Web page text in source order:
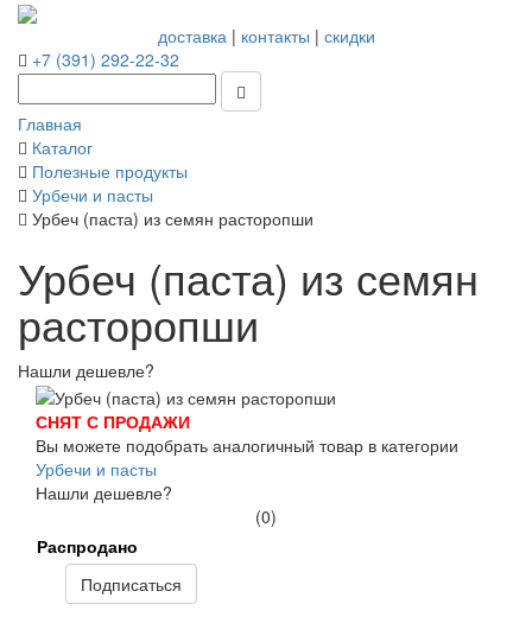
доставка| контакты | скидки
+7 (391) 292-22-32
Главная
Каталог
Полезные продукты
Урбечи и пасты
Урбеч (паста) из семян расторопши
Урбеч (паста) из семян
расторопши
Нашли дешевле?
СНЯТ С ПРОДАЖИ
Вы можете подобрать аналогичный товар в категории
Урбечи и пасты
Нашли дешевле?
(0)
Распродано
Подписаться